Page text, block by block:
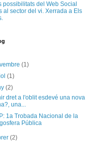
possibilitats del Web Social
al sector del vi. Xerrada a Els
(1)
(1)
(2)
dret a l'oblit esdevé una nova
una...
1a Trobada Nacional de la
Pública
(2)